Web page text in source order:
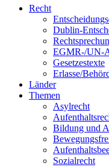
Recht
Dublin-
EGMR-/UN-
Gesetzestexte
Erlasse/
Länder
Themen
Asylrecht
Bildung und
Sozialrecht